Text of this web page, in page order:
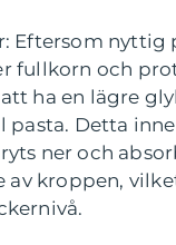
Eftersom nyttig
fullkorn och
ha en lägre
pasta. Detta
ner och
av kroppen,